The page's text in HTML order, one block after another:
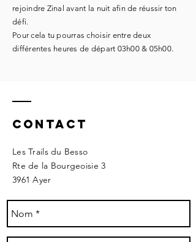
rejoindre Zinal avant la nuit afin de réussir ton
défi.
Pour cela tu pourras choisir entre deux
différentes heures de départ 03h00 & 05h00.
Contact
Les Trails du Besso
Rte de la Bourgeoisie 3
3961 Ayer